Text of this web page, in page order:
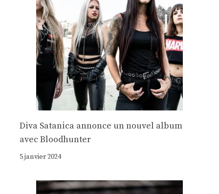
Diva Satanica annonce un nouvel album
avec Bloodhunter
5 janvier 2024